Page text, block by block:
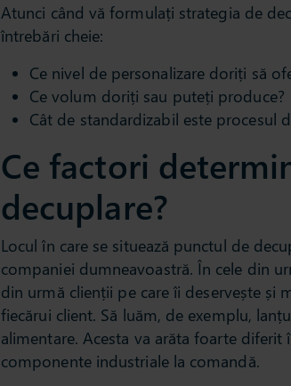
Atunci când vă formulați strategia de
întrebări cheie:
Ce nivel de personalizare doriți să
Ce volum doriți sau puteți produce?
Cât de standardizabil este procesul
Ce factori
decuplare?
Locul în care se situează punctul de
companiei dumneavoastră. În cele din
din urmă clienții pe care îi deservește și
fiecărui client. Să luăm, de exemplu,
alimentare. Acesta va arăta foarte
componente industriale la comandă.